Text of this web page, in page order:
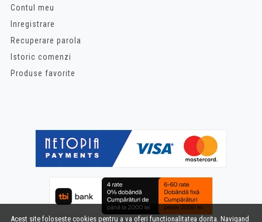
Acest site foloseste cookies pentru a va oferi functionalitatea dorita. Navigand
Contul meu
Inregistrare
Recuperare parola
Istoric comenzi
Produse favorite